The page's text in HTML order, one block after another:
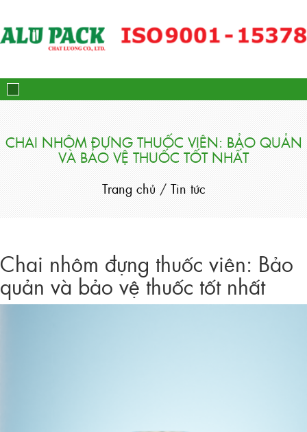
CHAI NHÔM ĐỰNG THUỐC VIÊN: BẢO QUẢN
VÀ BẢO VỆ THUỐC TỐT NHẤT
Trang chủ / Tin tức
Chai nhôm đựng thuốc viên: Bảo
quản và bảo vệ thuốc tốt nhất